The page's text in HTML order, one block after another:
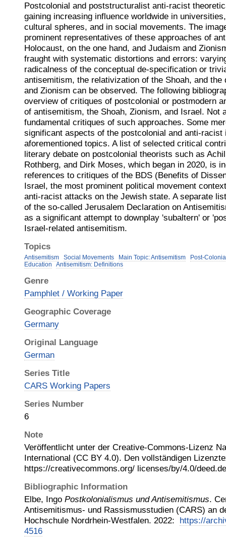
Postcolonial and poststructuralist anti-racist
gaining increasing influence worldwide in
cultural spheres, and in social movements. The
prominent representatives of these approaches of
Holocaust, on the one hand, and Judaism and
fraught with systematic distortions and errors:
radicalness of the conceptual de-specification or
antisemitism, the relativization of the Shoah, and the
and Zionism can be observed. The following
overview of critiques of postcolonial or postmodern
of antisemitism, the Shoah, Zionism, and Israel. Not
fundamental critiques of such approaches. Some
significant aspects of the postcolonial and anti-racist
aforementioned topics. A list of selected critical
literary debate on postcolonial theorists such as
Rothberg, and Dirk Moses, which began in 2020, is
references to critiques of the BDS (Benefits of
Israel, the most prominent political movement
anti-racist attacks on the Jewish state. A separate
of the so-called Jerusalem Declaration on
as a significant attempt to downplay 'subaltern' or
Israel-related antisemitism.
Topics
Antisemitism Social Movements Main Topic: Antisemitism
Post-
Education
Antisemitism: Definitions
Genre
Pamphlet / Working Paper
Geographic Coverage
Germany
Original Language
German
Series Title
CARS Working Papers
Series Number
6
Note
Veröffentlicht unter der Creative-Commons-Lizenz
International (CC BY 4.0). Den vollständigen
https://creativecommons.org/ licenses/by/4.0/deed.de
Bibliographic Information
Elbe, Ingo Postkolonialismus und Antisemitismus.
Antisemitismus- und Rassismusstudien (CARS) an
Hochschule Nordrhein-Westfalen. 2022: https://
4516